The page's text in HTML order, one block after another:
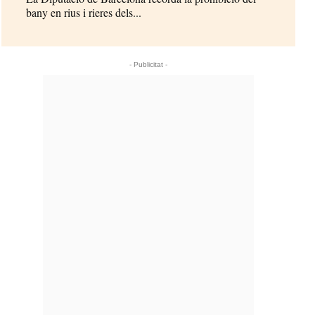
bany en rius i rieres dels...
- Publicitat -